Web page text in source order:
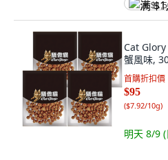
满
Cat
蟹風味,
首購折扣價
$95
($7.92/10g)
明天 8/9 (